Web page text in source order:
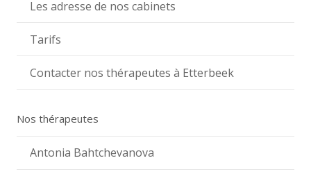
Les adresse de nos cabinets
Tarifs
Contacter nos thérapeutes à Etterbeek
Nos thérapeutes
Antonia Bahtchevanova